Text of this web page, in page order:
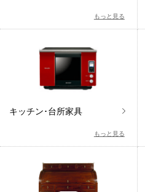
もっと見る
キッチン･台所家具
もっと見る